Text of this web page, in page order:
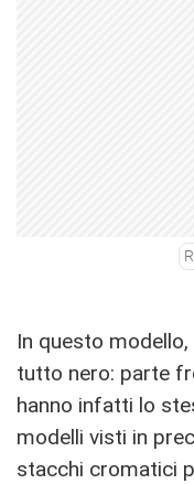
In questo
tutto nero: parte
hanno infatti lo
modelli visti in
stacchi cromatici